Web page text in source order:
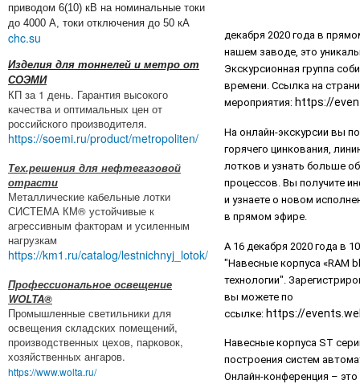
приводом 6(10) кВ на номинальные токи
до 4000 А, токи отключения до 50 кА
chc.su
Изделия для тоннелей и метро от
СОЭМИ
КП за 1 день. Гарантия высокого
качества и оптимальных цен от
российского производителя.
https://soemi.ru/product/metropoliten/
Тех.решения для нефтегазовой
отрасти
Металлические кабельные лотки
СИСТЕМА КМ® устойчивые к
агрессивным факторам и усиленным
нагрузкам
https://km1.ru/catalog/lestnichnyj_lotok/
Профессиональное освещение
WOLTA®
Промышленные светильники для
освещения складских помещений,
производственных цехов, парковок,
хозяйственных ангаров.
https://www.wolta.ru/
декабря 2020 года в
нашем заводе, это
Экскурсионная группа
времени. Ссылка на
мероприятия: https://
На онлайн-экскурсии вы
горячего цинкования,
лотков и узнать больше
процессов. Вы получите
и узнаете о новом
в прямом эфире.
А 16 декабря 2020 года в
"Навесные корпуса «RAM
технологии".
вы можете по
ссылке: https://
Навесные корпуса ST
построения систем
Онлайн-конференция –